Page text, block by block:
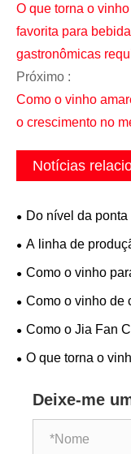
O que torna o
favorita para
gastronômicas
Próximo :
Como o vinho
o crescimento no
Notícias
Do nível da
A linha de
operando com
Como o vinho
qualidade na
Como o vinho de
culinária
Como o Jia Fan
experiência
O que torna o
gastronômicas
Deixe-me